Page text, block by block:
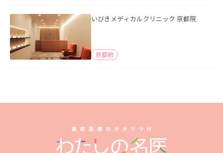
いびきメディカルクリニック 京都院
京都府